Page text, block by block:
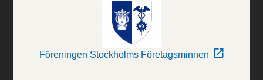
Föreningen Stockholms Företagsminnen